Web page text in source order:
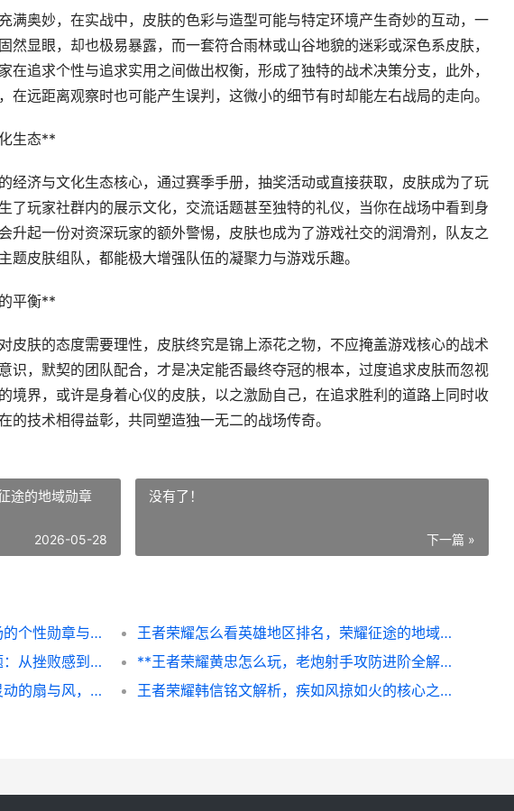
满奥妙，在实战中，皮肤的色彩与造型可能与特定环境产生奇妙的互动，一
然显眼，却也极易暴露，而一套符合雨林或山谷地貌的迷彩或深色系皮肤，
在追求个性与追求实用之间做出权衡，形成了独特的战术决策分支，此外，
在远距离观察时也可能产生误判，这微小的细节有时却能左右战局的走向。
生态**
经济与文化生态核心，通过赛季手册，抽奖活动或直接获取，皮肤成为了玩
了玩家社群内的展示文化，交流话题甚至独特的礼仪，当你在战场中看到身
升起一份对资深玩家的额外警惕，皮肤也成为了游戏社交的润滑剂，队友之
题皮肤组队，都能极大增强队伍的凝聚力与游戏乐趣。
平衡**
皮肤的态度需要理性，皮肤终究是锦上添花之物，不应掩盖游戏核心的战术
识，默契的团队配合，才是决定能否最终夺冠的根本，过度追求皮肤而忽视
境界，或许是身着心仪的皮肤，以之激励自己，在追求胜利的道路上同时收
的技术相得益彰，共同塑造独一无二的战场传奇。
途的地域勋章
2026-05-28
没有了！
下一篇 »
**和平精英什么是皮肤，虚拟战场的个性勋章与策略迷雾**
王者荣耀怎么看英雄地区排名，荣耀征途的地域勋章
标题：王者掉星机制解析，副标题：从挫败感到策略博弈的深度思考
**王者荣耀黄忠怎么玩，老炮射手攻防进阶全解析**
王者荣耀小乔怎么画，从线稿到灵动的扇与风，一位资深玩家的绘制心路
王者荣耀韩信铭文解析，疾如风掠如火的核心之道副标题，纵横野区的铭文抉择